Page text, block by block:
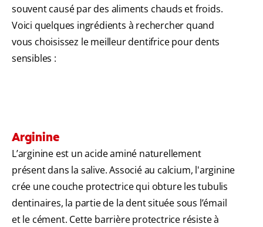
souvent causé par des aliments chauds et froids.
Voici quelques ingrédients à rechercher quand
vous choisissez le meilleur dentifrice pour dents
sensibles :
Arginine
L’arginine est un acide aminé naturellement
présent dans la salive. Associé au calcium, l'arginine
crée une couche protectrice qui obture les tubulis
dentinaires, la partie de la dent située sous l’émail
et le cément. Cette barrière protectrice résiste à